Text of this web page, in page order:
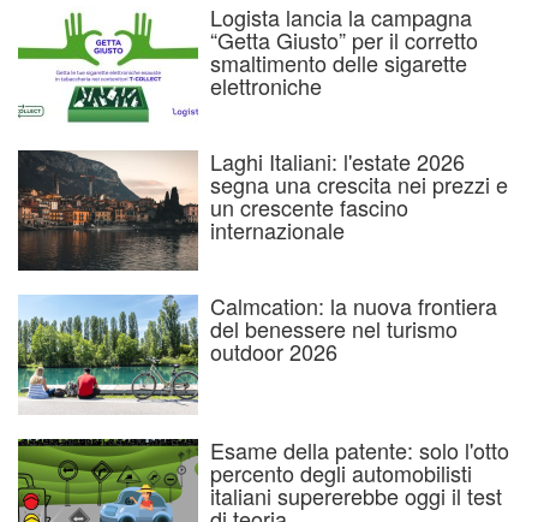
Logista lancia la campagna
“Getta Giusto” per il corretto
smaltimento delle sigarette
elettroniche
Laghi Italiani: l'estate 2026
segna una crescita nei prezzi e
un crescente fascino
internazionale
Calmcation: la nuova frontiera
del benessere nel turismo
outdoor 2026
Esame della patente: solo l'otto
percento degli automobilisti
italiani supererebbe oggi il test